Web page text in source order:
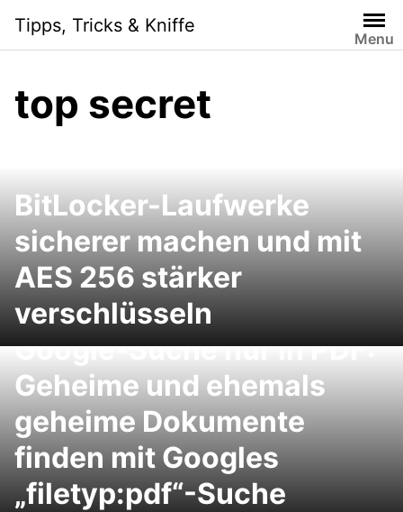
content
Tipps, Tricks & Kniffe
Menu
top secret
BitLocker-Laufwerke
sicherer machen und mit
AES 256 stärker
verschlüsseln
Google-Suche nur in PDF:
Geheime und ehemals
geheime Dokumente
finden mit Googles
„filetyp:pdf“-Suche